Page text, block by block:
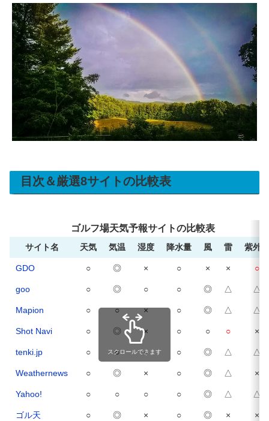
目次＆厳選8サイトの比較表
ゴルフ場天気予報サイトの比較表
サイト名 天気 気温 湿度 降水量 風 雷 紫外線
GDO ○ ◎ × ○ × × ○
goo ○ ◎ ○ ○ ◎ △ △
Mapion ○ ○ × ○ ◎ △ △
Shot Navi ○ ◎ × ○ ○ ○ ×
tenki.jp ○ ○ ○ ○ ◎ △ △
Weathernews ○ ◎ × ○ ◎ △ ×
Yahoo! ○ ○ ○ ○ ◎ △ △
ゴル天 ○ ◎ × ○ ◎ × ×
スクロールできます